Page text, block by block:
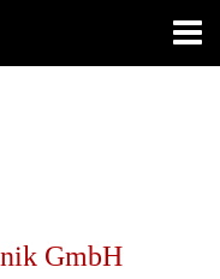
GmbH